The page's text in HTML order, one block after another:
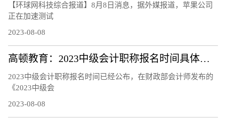
【环球网科技综合报道】8月8日消息，据外媒报道，苹果公司
正在加速测试
2023-08-08
高顿教育：2023中级会计职称报名时间具体安排
2023中级会计职称报名时间已经公布，在财政部会计师发布的
《2023中级会
2023-08-08